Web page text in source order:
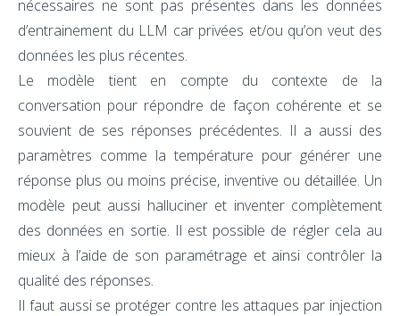
nécessaires ne sont pas présentes dans les données
d’entrainement du LLM car privées et/ou qu’on veut des
données les plus récentes.
Le modèle tient en compte du contexte de la
conversation pour répondre de façon cohérente et se
souvient de ses réponses précédentes. Il a aussi des
paramètres comme la température pour générer une
réponse plus ou moins précise, inventive ou détaillée. Un
modèle peut aussi halluciner et inventer complètement
des données en sortie. Il est possible de régler cela au
mieux à l’aide de son paramétrage et ainsi contrôler la
qualité des réponses.
Il faut aussi se protéger contre les attaques par injection